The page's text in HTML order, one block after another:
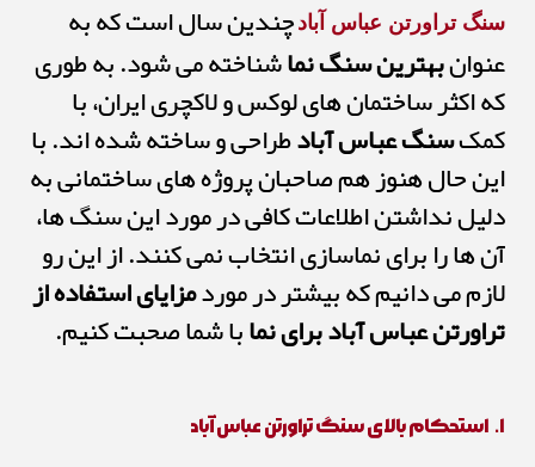
سنگ تراورتن عباس آباد چندین سال است که به
عنوانبهترین سنگ نماشناخته می شود. به طوری
که اکثر ساختمان های لوکس و لاکچری ایران، با
کمکسنگ عباس آبادطراحی و ساخته شده اند. با
این حال هنوز هم صاحبان پروژه های ساختمانی به
دلیل نداشتن اطلاعات کافی در مورد این سنگ ها،
آن ها را برای نماسازی انتخاب نمی کنند. از این رو
لازم می دانیم که بیشتر در موردمزایای استفاده از
تراورتن عباس آباد برای نمابا شما صحبت کنیم.
۱. استحکام بالای سنگ تراورتن عباس آباد